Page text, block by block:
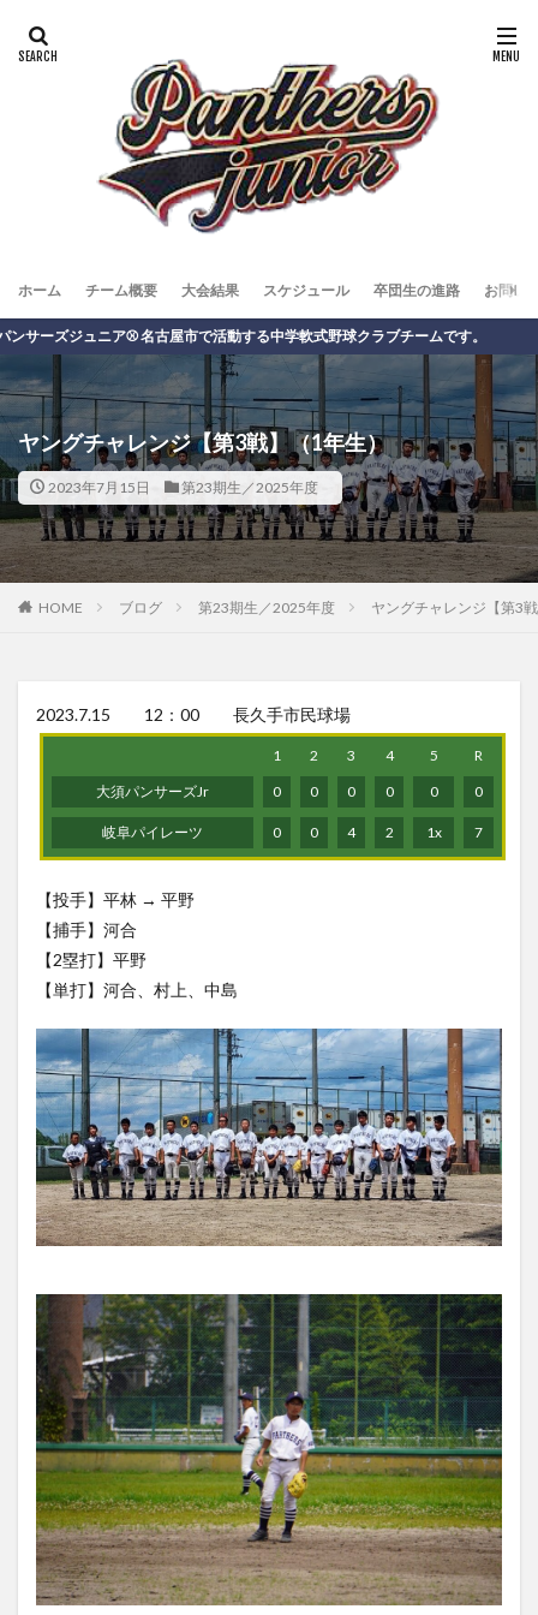
ホーム チーム概要 大会結果 スケジュール 卒団生の進路 お問い
ュニア⚾️ 名古屋市で活動する中学軟式野球クラブチームです。
ヤングチャレンジ【第3戦】（1年生）
2023年7月15日 第23期生／2025年度
HOME ブログ 第23期生／2025年度 ヤングチャレンジ【第3
2023.7.15 12：00 長久手市民球場
1 2 3 4 5
R
大須パンサーズJr
0 0 0 0 0 0
岐阜パイレーツ 0 0 4 2 1x 7
【投手】平林 → 平野
【捕手】河合
【2塁打】平野
【単打】河合、村上、中島